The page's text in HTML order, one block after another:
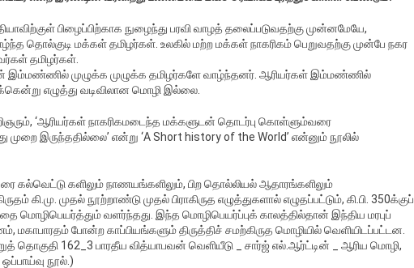
பிழைப்பிற்காக நுழைந்து பரவி வாழத் தலைப்படுவதற்கு முன்னமேயே,
தொல்குடி மக்கள் தமிழர்கள். உலகில் மற்ற மக்கள் நாகரிகம் பெறுவதற்கு முன்பே நகர
தமிழர்கள்.
இம்மண்ணில் முழுக்க முழுக்க தமிழர்களே வாழ்ந்தனர். ஆரியர்கள் இம்மண்ணில்
எழுத்து வடிவிலான மொழி இல்லை.
‘ஆரியர்கள் நாகரிகமடைந்த மக்களுடன் தொடர்பு கொள்ளும்வரை
இருந்ததில்லை’ என்று ‘A Short history of the World’ என்னும் நூலில்
கல்வெட்டு களிலும் நாணயங்களிலும், பிற தொல்லியல் ஆதாரங்களிலும்
கி.மு. முதல் நூற்றாண்டு முதல் பிராகிருத எழுத்துகளால் எழுதப்பட்டும், கி.பி. 350க்குப்
மொழிபெயர்த்தும் வளர்ந்தது. இந்த மொழிபெயர்ப்புக் காலத்தில்தான் இந்திய மரபுப்
மகாபாரதம் போன்ற காப்பியங்களும் திருத்திச் சமற்கிருத மொழியில் வெளியிடப்பட்டன.
தொகுதி 162_3 பாரதீய வித்யாபவன் வெளியீடு _ சார்ஜ் எல்.ஆர்ட்டின் _ ஆரிய மொழி,
ஒப்பாய்வு நூல்.)